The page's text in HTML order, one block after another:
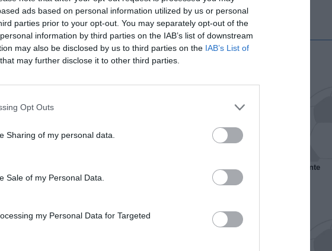
ads based on personal information utilized by us or personal
parties prior to your opt-out. You may separately opt-out of the
information by third parties on the IAB’s list of downstream
may also be disclosed by us to third parties on the IAB’s List of
that may further disclose it to other third parties.
Opt Outs
Sharing of my personal data.
Sale of my Personal Data.
my Personal Data for Targeted
Francia, il Marsiglia senza presidente